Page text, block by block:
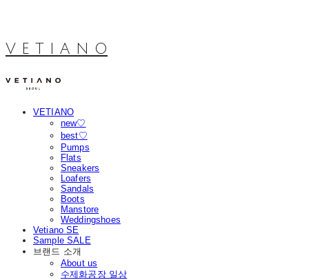
V E T I A N O
VETIANO
new♡
best♡
Pumps
Flats
Sneakers
Loafers
Sandals
Boots
Manstore
Weddingshoes
Vetiano SE
Sample SALE
브랜드 소개
About us
수제화공장 일상